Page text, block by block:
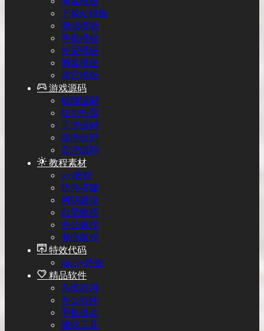
下载站模板
商城模板
手机模板
外贸模板
博客模板
其它模板
游戏源码
棋牌源码
红包扫雷
手游源码
端游源码
页游源码
教程素材
seo教程
软件搭建
网站建设
自学教程
办公教程
电商教程
特效代码
jquery特效
精品软件
系统应用
办公软件
手机移动
建站工具